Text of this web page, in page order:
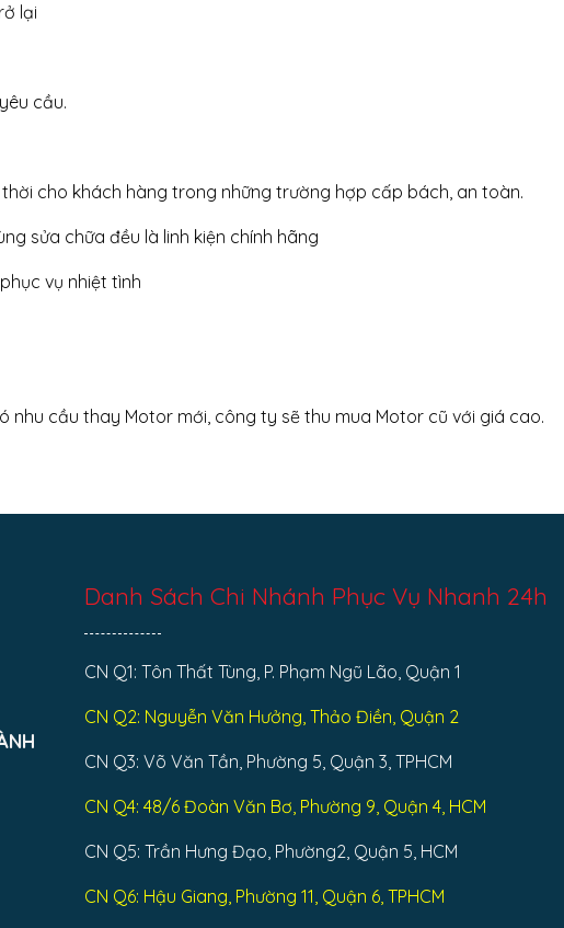
lại
cầu.
cho khách hàng trong những trường hợp cấp bách, an toàn.
sửa chữa đều là linh kiện chính hãng
vụ nhiệt tình
nhu cầu thay Motor mới, công ty sẽ thu mua Motor cũ với giá cao.
Danh Sách Chi Nhánh Phục Vụ Nhanh 24h
CN Q1: Tôn Thất Tùng, P. Phạm Ngũ Lão, Quận 1
CN Q2: Nguyễn Văn Hưởng, Thảo Điền, Quận 2
CN Q3: Võ Văn Tần, Phường 5, Quận 3, TPHCM
CN Q4: 48/6 Đoàn Văn Bơ, Phường 9, Quận 4, HCM
CN Q5: Trần Hưng Đạo, Phường2, Quận 5, HCM
CN Q6: Hậu Giang, Phường 11, Quận 6, TPHCM